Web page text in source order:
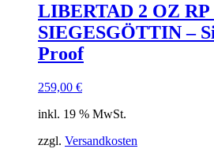
LIBERTAD 2 OZ RP
SIEGESGÖTTIN –
Proof
259,00 €
inkl. 19 % MwSt.
zzgl. Versandkosten